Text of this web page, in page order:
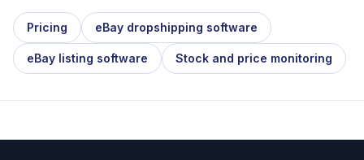
Pricing eBay dropshipping software
eBay listing software Stock and price monitoring